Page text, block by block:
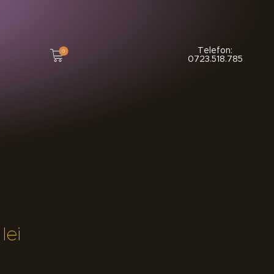
0 Telefon:
0723.518.785
lei